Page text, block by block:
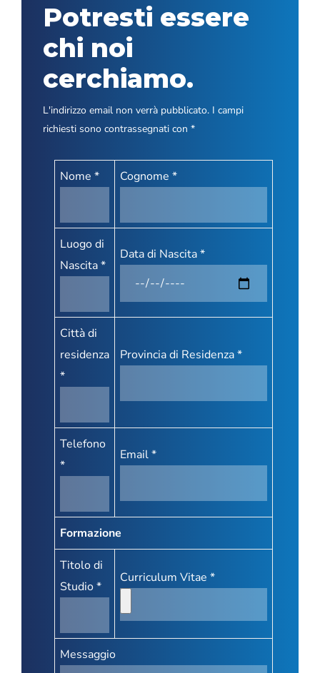
Potresti essere
chi noi
cerchiamo.
L'indirizzo email non verrà pubblicato. I campi
richiesti sono contrassegnati con *
Nome * Cognome *
Luogo di
Nascita *
Data di Nascita *
Città di
residenza
*
Provincia di Residenza *
Telefono
*
Email *
Formazione
Titolo di
Studio *
Curriculum Vitae *
Messaggio